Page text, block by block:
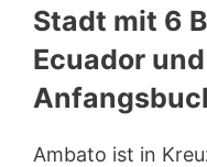
Stadt mit 6
Ecuador
Ambato ist in